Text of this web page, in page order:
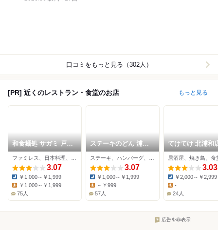
口コミをもっと見る（302人）
[PR] 近くのレストラン・食堂のお店 もっと見る
和食麺処 サガミ 戸田
笹目店
3.07
Dinner:
￥1,000～￥1,999
Lunch:
￥1,000～￥1,999
75人
ステーキのどん 浦和
三室店
3.07
Dinner:
￥1,000～￥1,999
Lunch:
～￥999
57人
てけてけ 北浦和
居酒屋、焼き鳥、食
3.03
Dinner:
￥2,000～￥2,999
Lunch:
-
24人
広告を非表示